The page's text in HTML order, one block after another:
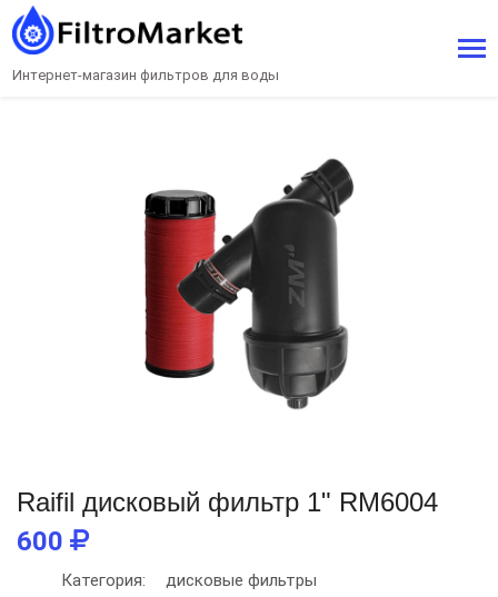
Интернет-магазин фильтров для воды
Raifil дисковый фильтр 1" RM6004
600
Категория:
дисковые фильтры